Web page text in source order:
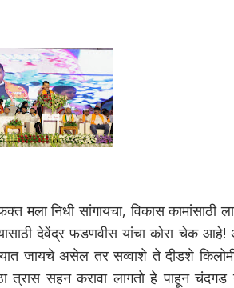
मला निधी सांगायचा, विकास कामांसाठी
देवेंद्र फडणवीस यांचा कोरा चेक
जायचे असेल तर सव्वाशे ते दीडशे
त्रास सहन करावा लागतो हे पाहून